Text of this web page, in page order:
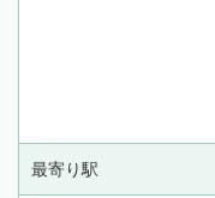
最寄り駅